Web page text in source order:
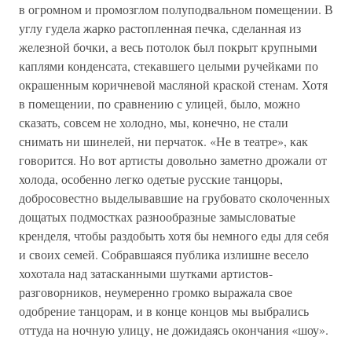
в огромном и промозглом полуподвальном помещении. В
углу гудела жарко растопленная печка, сделанная из
железной бочки, а весь потолок был покрыт крупными
каплями конденсата, стекавшего целыми ручейками по
окрашенным коричневой масляной краской стенам. Хотя
в помещении, по сравнению с улицей, было, можно
сказать, совсем не холодно, мы, конечно, не стали
снимать ни шинелей, ни перчаток. «Не в театре», как
говорится. Но вот артисты довольно заметно дрожали от
холода, особенно легко одетые русские танцоры,
добросовестно выделывавшие на грубовато сколоченных
дощатых подмостках разнообразные замысловатые
кренделя, чтобы раздобыть хотя бы немного еды для себя
и своих семей. Собравшаяся публика излишне весело
хохотала над затасканными шутками артистов-
разговорников, неумеренно громко выражала свое
одобрение танцорам, и в конце концов мы выбрались
оттуда на ночную улицу, не дожидаясь окончания «шоу».